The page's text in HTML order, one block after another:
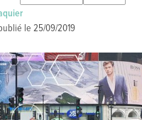
le25/09/2019